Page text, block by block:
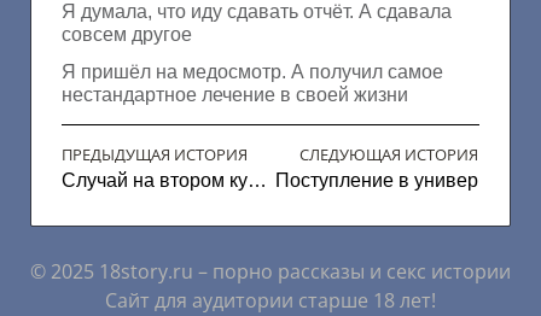
Я думала, что иду сдавать отчёт. А сдавала
совсем другое
Я пришёл на медосмотр. А получил самое
нестандартное лечение в своей жизни
ПРЕДЫДУЩАЯ ИСТОРИЯ
Случай на втором курсе
СЛЕДУЮЩАЯ ИСТОРИЯ
Поступление в универ
© 2025 18story.ru – порно рассказы и секс истории
Сайт для аудитории старше 18 лет!